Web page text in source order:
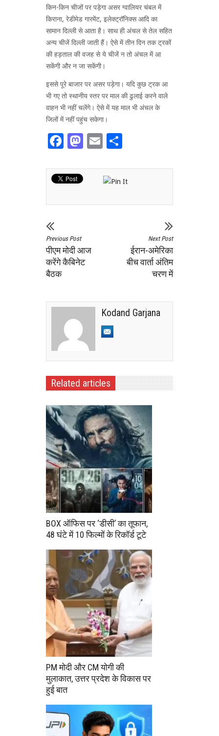
किन-किन चीजों पर पड़ेगा असर ग्वालियर चंबल में
किराना, रेडीमेड गारमेंट, इलेक्ट्रॉनिक्स आदि का
सामान दिल्ली से आता है। साथ ही अंचल से तेल सहित
अन्य चीजें दिल्ली जाती हैं। ऐसे में तीन दिन तक ट्रकों
की हड़ताल की वजह से ये चीजें न तो अंचल में आ
सकेंगी और न जा सकेंगी।
इससे पूरे बाजार पर असर पड़ेगा। यदि कुछ ट्रक आ
भी गए तो स्थानीय स्तर पर माल की ढुलाई करने वाले
वाहन भी नहीं चलेंगे। ऐसे में यह माल भी अंचल के
जिलों में नहीं पहुंच सकेगा।
Facebook
Mastodon
Email
Previous Post
पीएम मोदी आज
करेंगे कैबिनेट
बैठक
Next Post
ईरान-अमेरिका
बीच वार्ता अंतिम
चरण में
Kodand Garjana
Related articles
BOX ऑफिस पर ‘डीसी’ का तूफान,
48 घंटे में 10 फिल्मों के रिकॉर्ड टूटे
PM मोदी और CM योगी की
मुलाकात, उत्तर प्रदेश के विकास पर
हुई बात